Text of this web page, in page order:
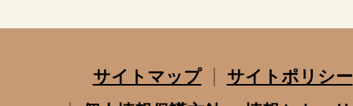
サイトマップ
サイトポリシー